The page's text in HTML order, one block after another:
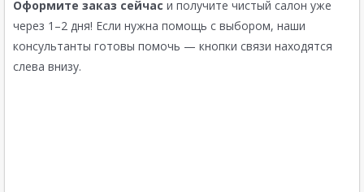
Оформите заказ сейчас и получите чистый салон уже
через 1–2 дня! Если нужна помощь с выбором, наши
консультанты готовы помочь — кнопки связи находятся
слева внизу.